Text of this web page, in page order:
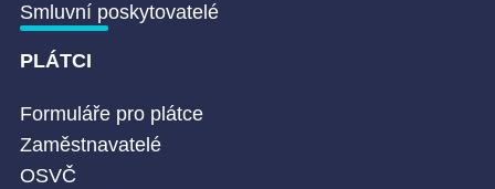
Smluvní poskytovatelé
PLÁTCI
Formuláře pro plátce
Zaměstnavatelé
OSVČ